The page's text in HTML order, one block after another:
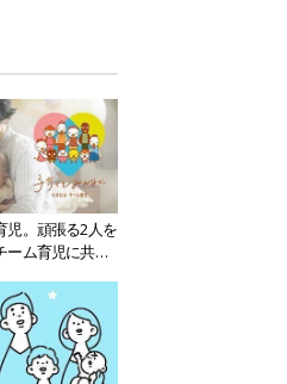
児。頑張る2人を
ーム育児に共感